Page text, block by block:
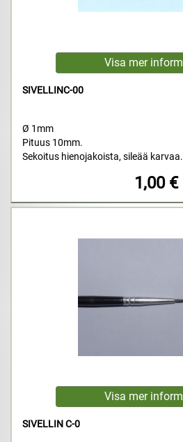
SIVELLINC-00
Ø 1mm
Pituus 10mm.
Sekoitus hienojakoista, sileää karvaa.
1,00 €
SIVELLIN C-0